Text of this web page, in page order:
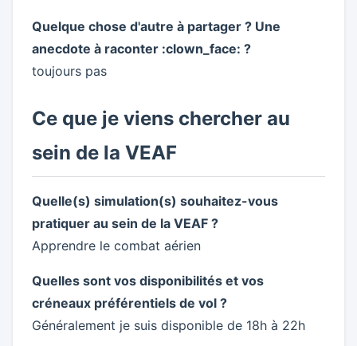
Quelque chose d'autre à partager ? Une
anecdote à raconter :clown_face: ?
toujours pas
Ce que je viens chercher au
sein de la VEAF
Quelle(s) simulation(s) souhaitez-vous
pratiquer au sein de la VEAF ?
Apprendre le combat aérien
Quelles sont vos disponibilités et vos
créneaux préférentiels de vol ?
Généralement je suis disponible de 18h à 22h